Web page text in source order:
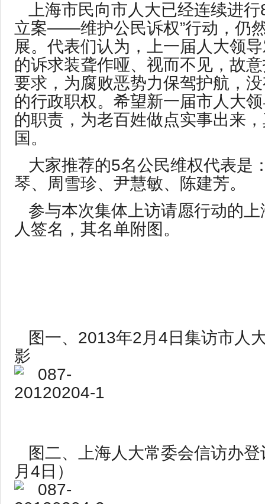
上海市民向市人大已经连续进
立案——维护公民诉权”行动，仍
展。代表们认为，上一届人大领
的诉求装聋作哑、视而不见，故
要求，为腐败恶势力保驾护航，
的行政职权。希望新一届市人大
的职责，为老百姓做点实事出来
国。
大家推荐的5名公民维权代表是
琴、周雪珍、尹慧敏、陈建芳。
参与本次集体上访请愿行动的
人签名，其名单附图。
图一、2013年2月4日集访市人
影
图二、上海人大常委会信访办
月4日）